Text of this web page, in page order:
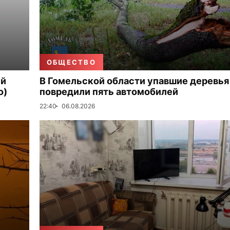
ОБЩЕСТВО
В Гомельской области упавшие деревья
повредили пять автомобилей
22:40 06.08.2026